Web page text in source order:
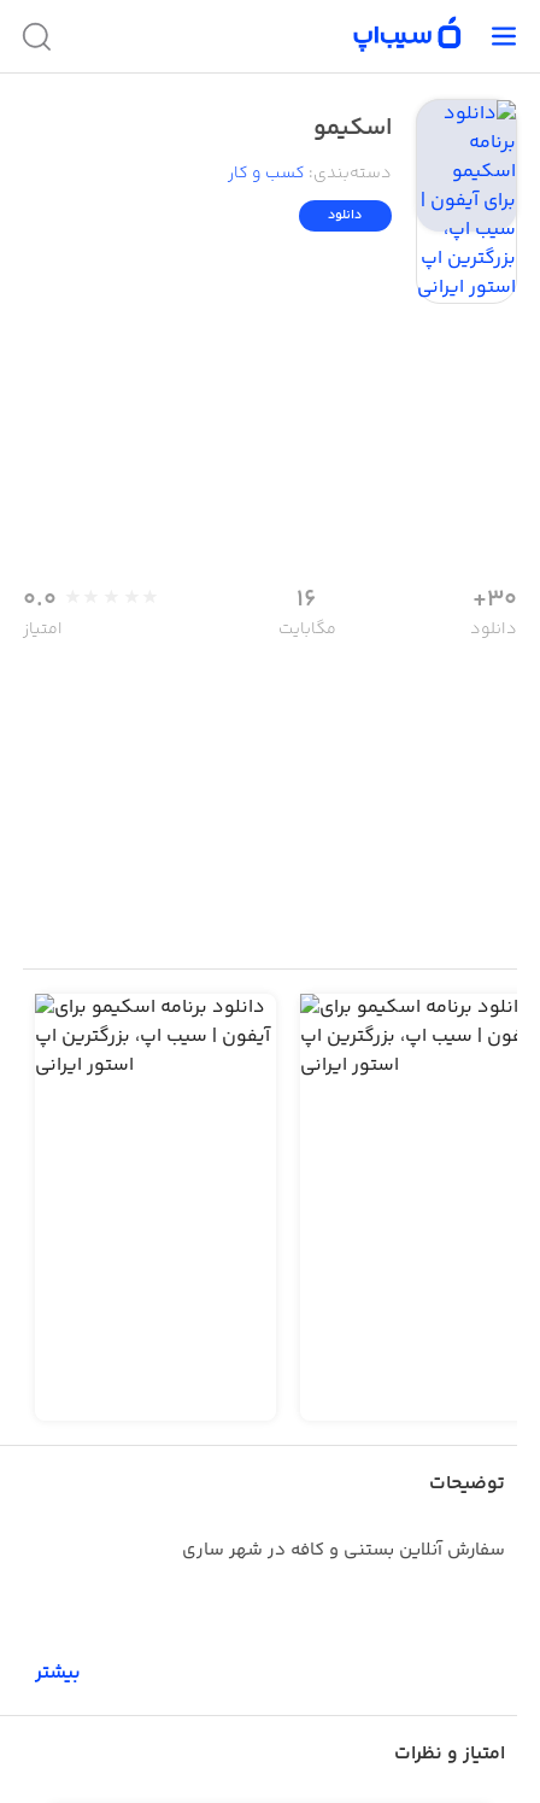
اسکیمو
دسته‌بندی: کسب‌ و ‌کار
دانلود
30+
دانلود
16
مگابایت
0.0
امتیاز
توضیحات
سفارش آنلاین بستنی و کافه در شهر ساری
بیشتر
امتیاز و نظرات